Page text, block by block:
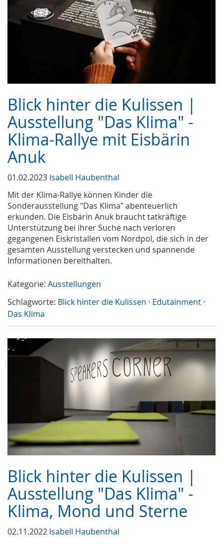
Blick hinter die Kulissen |
Ausstellung "Das Klima" -
Klima-Rallye mit Eisbärin
Anuk
01.02.2023 Isabell Haubenthal
Mit der Klima-Rallye können Kinder die
Sonderausstellung "Das Klima" abenteuerlich
erkunden. Die Eisbärin Anuk braucht tatkräftige
Unterstützung bei ihrer Suche nach verloren
gegangenen Eiskristallen vom Nordpol, die sich in der
gesamten Ausstellung verstecken und spannende
Informationen bereithalten.
Kategorie: Ausstellungen
Schlagworte: Blick hinter die Kulissen · Edutainment ·
Das Klima
Blick hinter die Kulissen |
Ausstellung "Das Klima" -
Klima, Mond und Sterne
02.11.2022 Isabell Haubenthal